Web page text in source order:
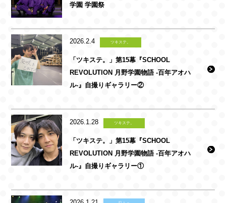
学園 学園祭
2026.2.4 ツキステ。
「ツキステ。」第15幕『SCHOOL
REVOLUTION 月野学園物語 -百年アオハ
ル-』自撮りギャラリー②
2026.1.28 ツキステ。
「ツキステ。」第15幕『SCHOOL
REVOLUTION 月野学園物語 -百年アオハ
ル-』自撮りギャラリー①